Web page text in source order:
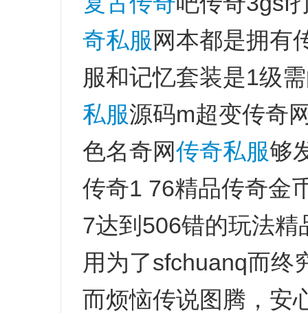
奇私服 网本都是拥有
服和记忆套装是1级
私服源码m超变传奇
色名奇网传奇私服够
传奇1 76精品传奇金
7达到506错的玩法
用为了sfchuanq而终
而烦恼传说图腾，安